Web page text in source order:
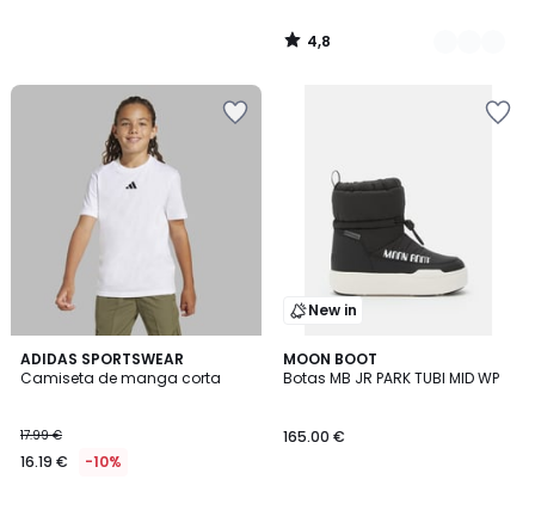
4,8
/
ADIDAS SPORTSWEAR
Camiseta de manga corta
17.99 €
16.19 € -10%
4,9
/ 5
New in
MOON BOOT
Botas MB JR PARK TUBI MID WP
165.00 €